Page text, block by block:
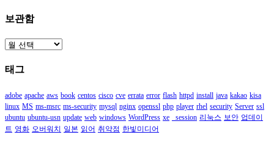
보관함
보
함
태그
adobe apache aws book centos cisco cve errata error flash httpd install java kakao kisa
linux MS ms-msrc ms-security mysql nginx openssl php player rhel security Server ssl
ubuntu ubuntu-usn update web windows WordPress xe _session 리눅스 보안 업데이
트 영화 오버워치 일본 읽어 취약점 한빛미디어